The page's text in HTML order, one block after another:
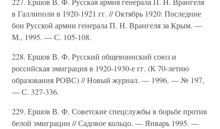
в Галлиполи в 1920-1921 гг. // Октябрь 1920: Последние
бои Русской армии генерала П. Н. Врангеля за Крым. —
М., 1995. — С. 105-108.
228. Ершов В. Ф. Русский общевоинский союз и
российская эмиграция в 1920-1930-е гг. (К 70-летию
образования РОВС) // Новый журнал. — 1996. — № 197,
— С. 327-336.
229. Ершов В. Ф. Советские спецслужбы в борьбе против
белой эмиграции // Садовое кольцо. — Январь 1995. —